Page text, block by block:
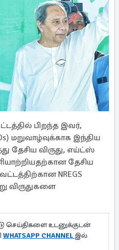
பிறந்த இவர்,
மறுவாழ்வுக்காக இந்திய
தேசிய விருது, எய்ட்ஸ்
தேசிய
NREGS
விருதுகளை
செய்திகளை உடனுக்குடன்
WHATSAPP CHANNEL இல்